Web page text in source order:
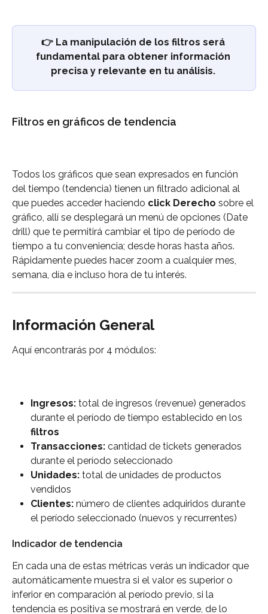
👉 La manipulación de los filtros será
fundamental para obtener información
precisa y relevante en tu análisis.
Filtros en gráficos de tendencia
Todos los gráficos que sean expresados en función
del tiempo (tendencia) tienen un filtrado adicional al
que puedes acceder haciendo click Derecho sobre el
gráfico, allí se desplegará un menú de opciones (Date
drill) que te permitirá cambiar el tipo de período de
tiempo a tu conveniencia; desde horas hasta años.
Rápidamente puedes hacer zoom a cualquier mes,
semana, día e incluso hora de tu interés.
Información General
Aquí encontrarás por 4 módulos:
Ingresos: total de ingresos (revenue) generados
durante el período de tiempo establecido en los
filtros
Transacciones: cantidad de tickets generados
durante el período seleccionado
Unidades: total de unidades de productos
vendidos
Clientes: número de clientes adquiridos durante
el período seleccionado (nuevos y recurrentes)
Indicador de tendencia
En cada una de estas métricas verás un indicador que
automáticamente muestra si el valor es superior o
inferior en comparación al período previo, si la
tendencia es positiva se mostrará en verde, de lo